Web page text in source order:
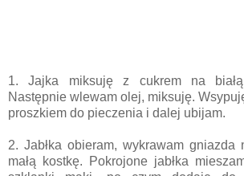
1. Jajka miksuję z cukrem na
Następnie wlewam olej, miksuję.
proszkiem do pieczenia i dalej ubijam.
2. Jabłka obieram, wykrawam
małą kostkę. Pokrojone jabłka